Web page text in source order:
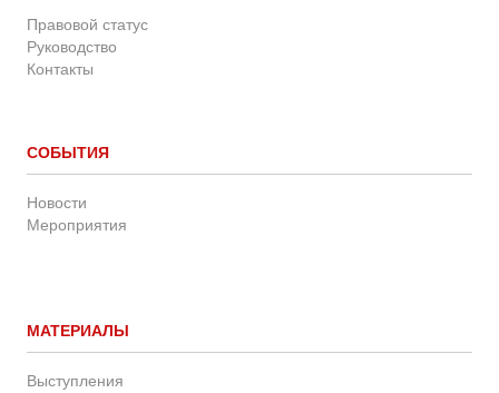
Правовой статус
Руководство
Контакты
СОБЫТИЯ
Новости
Мероприятия
МАТЕРИАЛЫ
Выступления